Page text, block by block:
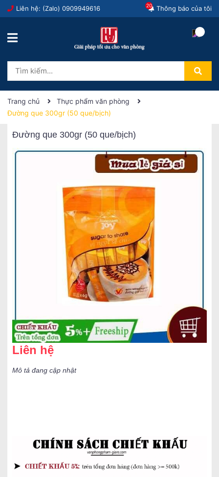
Liên hệ: (Zalo) 0909949616 Thông báo của tôi
20
Trang chủ
Thực phẩm văn phòng
Đường que 300gr (50 que/bịch)
Đường que 300gr (50 que/bịch)
Liên hệ
Mô tả đang cập nhật